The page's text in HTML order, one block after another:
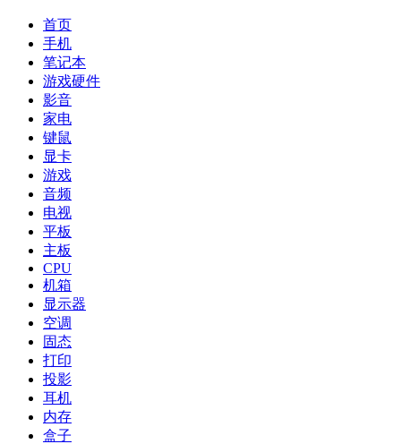
首页
手机
笔记本
游戏硬件
影音
家电
键鼠
显卡
游戏
音频
电视
平板
主板
CPU
机箱
显示器
空调
固态
打印
投影
耳机
内存
盒子